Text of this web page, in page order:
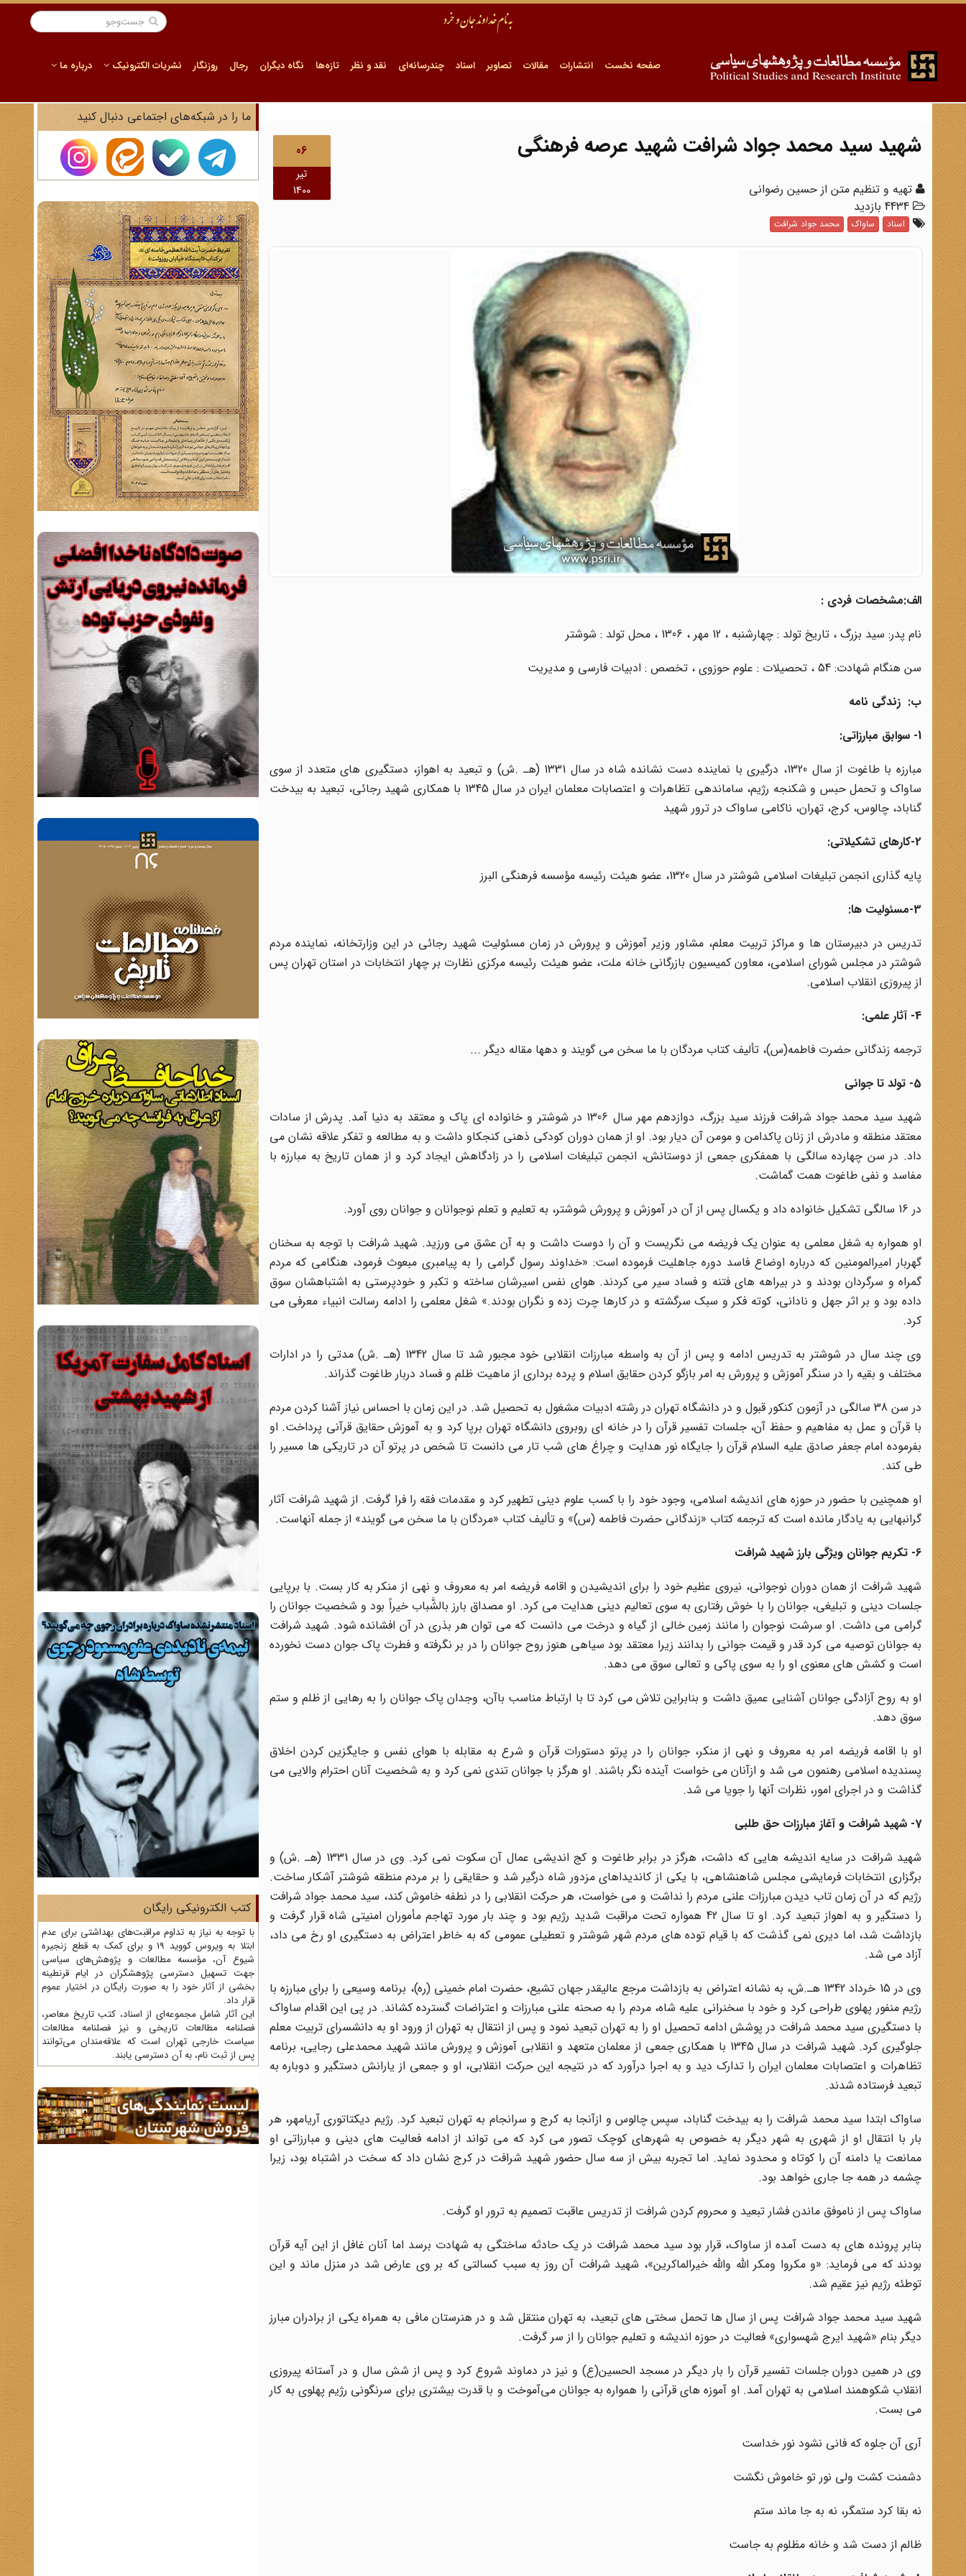
صفحه نخست انتشارات مقالات تصاویر اسناد چندرسانه‌ای نقد و نظر تازه‌ها نگاه دیگران رجال روزنگار نشریات الکترونیک درباره ما
06
تیر
1400
شهید سید محمد جواد شرافت شهید عرصه فرهنگی
تهیه و تنظیم متن از حسین رضوانی
اسناد ساواک محمد جواد شرافت
الف:مشخصات فردی :
نام پدر: سید بزرگ ، تاریخ تولد : چهارشنبه ، 12 مهر ، 1306 ، محل تولد : شوشتر
سن هنگام شهادت: 54 ، تحصیلات : علوم حوزوی ، تخصص : ادبیات فارسی و مدیریت
ب: زندگی نامه
1- سوابق مبارزاتی:
مبارزه با طاغوت از سال 1320، درگیری با نماینده دست نشانده شاه در سال 1331 (هـ .ش) و تبعید به اهواز، دستگیری های متعدد از سوی
ساواک و تحمل حبس و شکنجه رژیم، ساماندهی تظاهرات و اعتصابات معلمان ایران در سال 1345 با همکاری شهید رجائی، تبعید به بیدخت
گناباد، چالوس، کرج، تهران، ناکامی ساواک در ترور شهید
2-کارهای تشکیلاتی:
پایه گذاری انجمن تبلیغات اسلامی شوشتر در سال 1320، عضو هیئت رئیسه مؤسسه فرهنگی البرز
3-مسئولیت ها:
تدریس در دبیرستان ها و مراکز تربیت معلم، مشاور وزیر آموزش و پرورش در زمان مسئولیت شهید رجائی در این وزارتخانه، نماینده مردم
شوشتر در مجلس شورای اسلامی، معاون کمیسیون بازرگانی خانه ملت، عضو هیئت رئیسه مرکزی نظارت بر چهار انتخابات در استان تهران پس
از پیروزی انقلاب اسلامی.
4- آثار علمی:
ترجمه زندگانی حضرت فاطمه(س)، تألیف کتاب مردگان با ما سخن می گویند و دهها مقاله دیگر ...
5- تولد تا جوانی
شهید سید محمد جواد شرافت فرزند سید بزرگ، دوازدهم مهر سال 1306 در شوشتر و خانواده ای پاک و معتقد به دنیا آمد. پدرش از سادات
معتقد منطقه و مادرش از زنان پاکدامن و مومن آن دیار بود. او از همان دوران کودکی ذهنی کنجکاو داشت و به مطالعه و تفکر علاقه نشان می
داد. در سن چهارده سالگی با همفکری جمعی از دوستانش، انجمن تبلیغات اسلامی را در زادگاهش ایجاد کرد و از همان تاریخ به مبارزه با
مفاسد و نفی طاغوت همت گماشت.
در 16 سالگی تشکیل خانواده داد و یکسال پس از آن در آموزش و پرورش شوشتر، به تعلیم و تعلم نوجوانان و جوانان روی آورد.
او همواره به شغل معلمی به عنوان یک فریضه می نگریست و آن را دوست داشت و به آن عشق می ورزید. شهید شرافت با توجه به سخنان
گهربار امیرالمومنین که درباره اوضاع فاسد دوره جاهلیت فرموده است: «خداوند رسول گرامی را به پیامبری مبعوث فرمود، هنگامی که مردم
گمراه و سرگردان بودند و در بیراهه های فتنه و فساد سیر می کردند. هوای نفس اسیرشان ساخته و تکبر و خودپرستی به اشتباهشان سوق
داده بود و بر اثر جهل و نادانی، کوته فکر و سبک سرگشته و در کارها چرت زده و نگران بودند.» شغل معلمی را ادامه رسالت انبیاء معرفی می
کرد.
وی چند سال در شوشتر به تدریس ادامه و پس از آن به واسطه مبارزات انقلابی خود مجبور شد تا سال 1342 (هـ .ش) مدتی را در ادارات
مختلف و بقیه را در سنگر آموزش و پرورش به امر بازگو کردن حقایق اسلام و پرده برداری از ماهیت ظلم و فساد دربار طاغوت گذراند.
در سن 38 سالگی در آزمون کنکور قبول و در دانشگاه تهران در رشته ادبیات مشغول به تحصیل شد. در این زمان با احساس نیاز آشنا کردن مردم
با قرآن و عمل به مفاهیم و حفظ آن، جلسات تفسیر قرآن را در خانه ای روبروی دانشگاه تهران برپا کرد و به آموزش حقایق قرآنی پرداخت. او
بفرموده امام جعفر صادق علیه السلام قرآن را جایگاه نور هدایت و چراغ های شب تار می دانست تا شخص در پرتو آن در تاریکی ها مسیر را
طی کند.
او همچنین با حضور در حوزه های اندیشه اسلامی، وجود خود را با کسب علوم دینی تطهیر کرد و مقدمات فقه را فرا گرفت. از شهید شرافت آثار
گرانبهایی به یادگار مانده است که ترجمه کتاب «زندگانی حضرت فاطمه (س)» و تألیف کتاب «مردگان با ما سخن می گویند» از جمله آنهاست.
6- تکریم جوانان ویژگی بارز شهید شرافت
شهید شرافت از همان دوران نوجوانی، نیروی عظیم خود را برای اندیشیدن و اقامه فریضه امر به معروف و نهی از منکر به کار بست. با برپایی
جلسات دینی و تبلیغی، جوانان را با خوش رفتاری به سوی تعالیم دینی هدایت می کرد. او مصداق بارز بالشَّباب خیراً بود و شخصیت جوانان را
گرامی می داشت. او سرشت نوجوان را مانند زمین خالی از گیاه و درخت می دانست که می توان هر بذری در آن افشانده شود. شهید شرافت
به جوانان توصیه می کرد قدر و قیمت جوانی را بدانند زیرا معتقد بود سیاهی هنوز روح جوانان را در بر نگرفته و فطرت پاک جوان دست نخورده
است و کشش های معنوی او را به سوی پاکی و تعالی سوق می دهد.
او به روح آزادگی جوانان آشنایی عمیق داشت و بنابراین تلاش می کرد تا با ارتباط مناسب با‌آن،‌ وجدان پاک جوانان را به رهایی از ظلم و ستم
سوق دهد.
او با اقامه فریضه امر به معروف و نهی از منکر، جوانان را در پرتو دستورات قرآن و شرع به مقابله با هوای نفس و جایگزین کردن اخلاق
پسندیده اسلامی رهنمون می شد و از‌آنان می خواست آینده نگر باشند. او هرگز با جوانان تندی نمی کرد و به شخصیت آنان احترام والایی می
گذاشت و در اجرای امور، نظرات آنها را جویا می شد.
7- شهید شرافت و آغاز مبارزات حق طلبی
شهید شرافت در سایه اندیشه هایی که داشت، هرگز در برابر طاغوت و کج اندیشی عمال آن سکوت نمی کرد. وی در سال 1331 (هـ .ش) و
برگزاری انتخابات فرمایشی مجلس شاهنشاهی، با یکی از کاندیداهای مزدور شاه درگیر شد و حقایقی را بر مردم منطقه شوشتر آشکار ساخت.
رژیم که در آن زمان تاب دیدن مبارزات علنی مردم را نداشت و می خواست، هر حرکت انقلابی را در نطفه خاموش کند، سید محمد جواد شرافت
را دستگیر و به اهواز تبعید کرد. او تا سال 42 همواره تحت مراقبت شدید رژیم بود و چند بار مورد تهاجم مأموران امنیتی شاه قرار گرفت و
بازداشت شد، اما دیری نمی گذشت که با قیام توده های مردم شهر شوشتر و تعطیلی عمومی که به خاطر اعتراض به دستگیری او رخ می داد،
آزاد می شد.
وی در 15 خرداد 1342 هـ.ش، به نشانه اعتراض به بازداشت مرجع عالیقدر جهان تشیع، حضرت امام خمینی (ره)، برنامه وسیعی را برای مبارزه با
رژیم منفور پهلوی طراحی کرد و خود با سخنرانی علیه شاه، مردم را به صحنه علنی مبارزات و اعتراضات گسترده کشاند. در پی این اقدام ساواک
با دستگیری سید محمد شرافت در پوشش ادامه تحصیل او را به تهران تبعید نمود و پس از انتقال به تهران از ورود او به دانشسرای تربیت معلم
جلوگیری کرد. شهید شرافت در سال 1345 با همکاری جمعی از معلمان متعهد و انقلابی آموزش و پرورش مانند شهید محمدعلی رجایی، برنامه
تظاهرات و اعتصابات معلمان ایران را تدارک دید و به اجرا درآورد که در نتیجه این حرکت انقلابی، او و جمعی از یارانش دستگیر و دوباره به
تبعید فرستاده شدند.
ساواک ابتدا سید محمد شرافت را به بیدخت گناباد، سپس چالوس و از‌آنجا به کرج و سرانجام به تهران تبعید کرد. رژیم دیکتاتوری آریامهر، هر
بار با انتقال او از شهری به شهر دیگر به خصوص به شهرهای کوچک تصور می کرد که می تواند از ادامه فعالیت های دینی و مبارزاتی او
ممانعت یا دامنه آن را کوتاه و محدود نماید. اما تجربه بیش از سه سال حضور شهید شرافت در کرج نشان داد که سخت در اشتباه بود، زیرا
چشمه در همه جا جاری خواهد بود.
ساواک پس از ناموفق ماندن فشار تبعید و محروم کردن شرافت از تدریس عاقبت تصمیم به ترور او گرفت.
بنابر پرونده های به دست آمده از ساواک، قرار بود سید محمد شرافت در یک حادثه ساختگی به شهادت برسد اما آنان غافل از این آیه قرآن
بودند که می فرماید: «و مکروا ومکر الله والله خیرالماکرین»، شهید شرافت آن روز به سبب کسالتی که بر وی عارض شد در منزل ماند و این
توطئه رژیم نیز عقیم شد.
شهید سید محمد جواد شرافت پس از سال ها تحمل سختی های تبعید، به تهران منتقل شد و در هنرستان مافی به همراه یکی از برادران مبارز
دیگر بنام «شهید ایرج شهسواری» فعالیت در حوزه اندیشه و تعلیم جوانان را از سر گرفت.
وی در همین دوران جلسات تفسیر قرآن را بار دیگر در مسجد الحسین(ع) و نیز در دماوند شروع کرد و پس از شش سال و در آستانه پیروزی
انقلاب شکوهمند اسلامی به تهران آمد. او آموزه های قرآنی را همواره به جوانان می‌آموخت و با قدرت بیشتری برای سرنگونی رژیم پهلوی به کار
می بست.
آری آن جلوه که فانی نشود نور خداست
دشمنت کشت ولی نور تو خاموش نگشت
نه بقا کرد ستمگر، نه به جا ماند ستم
ظالم از دست شد و خانه مظلوم به جاست
ما را در شبکه‌های اجتماعی دنبال کنید
کتب الکترونیکی رایگان
با توجه به نیاز به تداوم مراقبت‌های بهداشتی برای عدم
ابتلا به ویروس کووید 19 و برای کمک به قطع زنجیره
شیوع آن، مؤسسه مطالعات و پژوهش‌های سیاسی
جهت تسهیل دسترسی پژوهشگران در ایام قرنطینه
بخشی از آثار خود را به صورت رایگان در اختیار عموم
قرار داد.
این آثار شامل مجموعه‌ای از اسناد، کتب تاریخ معاصر،
فصلنامه‌ مطالعات تاریخی و نیز فصلنامه مطالعات
سیاست خارجی تهران است که علاقه‌مندان می‌توانند
پس از ثبت نام، به آن دسترسی یابند.